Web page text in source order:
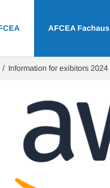
AFCEA
Information for exibitors